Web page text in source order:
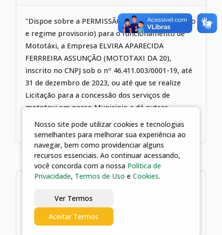
"Dispoe sobre a PERMISSÃO (em carater precário
e regime provisorio) para o funcionamento de
Mototáxi, a Empresa ELVIRA APARECIDA
FERRREIRA ASSUNÇÃO (MOTOTAXI DA 20),
inscrito no CNPJ sob o nº 46.411.003/0001-19, até
31 de dezembro de 2023, ou até que se realize
Licitação para a concessão dos serviços de
mototaxi em nosso Municipio e dá outras
providencias".
31/05/2023 09:56 | Decreto nº 2074,
de 31 de maio de 2023
Nosso site pode utilizar cookies e tecnologias
semelhantes para melhorar sua experiência ao
navegar, bem como providenciar alguns
recursos essenciais. Ao continuar acessando,
você concorda com a nossa Política de
Privacidade, Termos de Uso e Cookies.
Ver Termos
Aceitar Termos